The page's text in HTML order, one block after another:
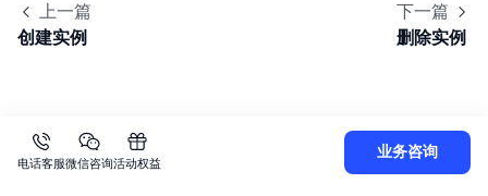
上一篇
创建实例
下一篇
删除实例
电话客服微信咨询活动权益
业务咨询